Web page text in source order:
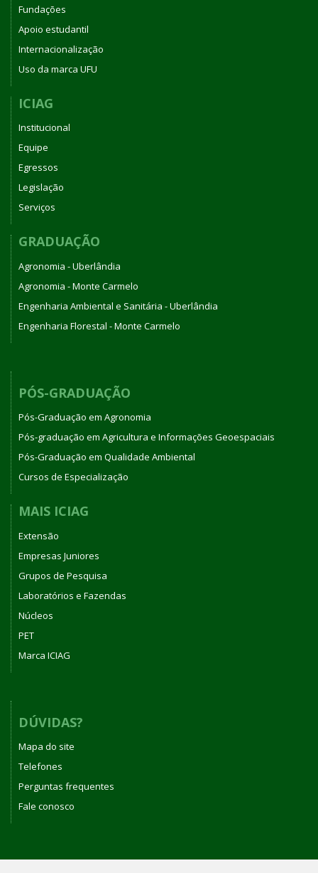
Fundações
Apoio estudantil
Internacionalização
Uso da marca UFU
ICIAG
Institucional
Equipe
Egressos
Legislação
Serviços
GRADUAÇÃO
Agronomia - Uberlândia
Agronomia - Monte Carmelo
Engenharia Ambiental e Sanitária - Uberlândia
Engenharia Florestal - Monte Carmelo
PÓS-GRADUAÇÃO
Pós-Graduação em Agronomia
Pós-graduação em Agricultura e Informações Geoespaciais
Pós-Graduação em Qualidade Ambiental
Cursos de Especialização
MAIS ICIAG
Extensão
Empresas Juniores
Grupos de Pesquisa
Laboratórios e Fazendas
Núcleos
PET
Marca ICIAG
DÚVIDAS?
Mapa do site
Telefones
Perguntas frequentes
Fale conosco